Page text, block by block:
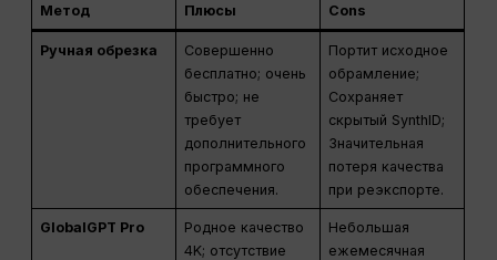
Метод Плюсы Cons
Ручная обрезка
Совершенно
бесплатно; очень
быстро; не
требует
дополнительного
программного
обеспечения.
Портит исходное
обрамление;
Сохраняет
скрытый SynthID;
Значительная
потеря качества
при реэкспорте.
GlobalGPT Pro
Родное качество
4K; отсутствие
Небольшая
ежемесячная